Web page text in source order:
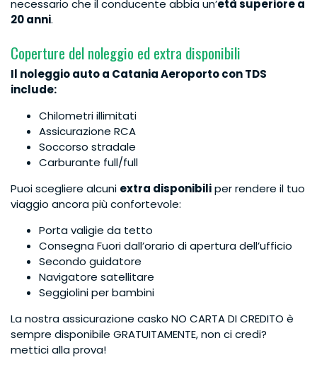
necessario che il conducente abbia un’età superiore a
20 anni.
Coperture del noleggio ed extra disponibili
Il noleggio auto a Catania Aeroporto con TDS
include:
Chilometri illimitati
Assicurazione RCA
Soccorso stradale
Carburante full/full
Puoi scegliere alcuni extra disponibiliper rendere il tuo
viaggio ancora più confortevole:
Porta valigie da tetto
Consegna Fuori dall’orario di apertura dell’ufficio
Secondo guidatore
Navigatore satellitare
Seggiolini per bambini
La nostra assicurazione casko NO CARTA DI CREDITO è
sempre disponibile GRATUITAMENTE, non ci credi?
mettici alla prova!